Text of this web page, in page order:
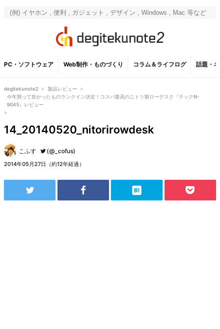
PC・ソフトウェア Web制作・ものづくり コラム＆ライフログ 話題・
degitekunote2 > 製品レビュー
>
今年買って良かったものランクイン決定！コスパ最高のニトリ製ローデスク『テックN-
9045』レビュー
>
14_20140520_nitorirowdesk
こふす (@_cofus)
2014年05月27日（約12年経過）